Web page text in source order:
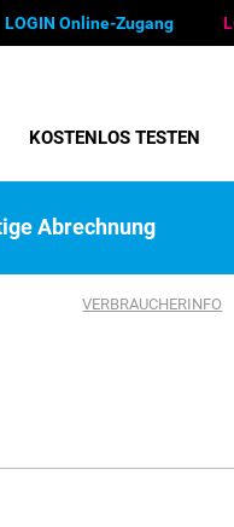
LOGIN Online-Zugang
KOSTENLOS TESTEN
Abrechnung
VERBRAUCHERINFO